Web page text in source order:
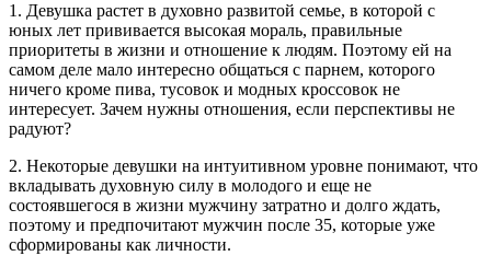
1. Девушка растет в духовно развитой семье, в которой с
юных лет прививается высокая мораль, правильные
приоритеты в жизни и отношение к людям. Поэтому ей на
самом деле мало интересно общаться с парнем, которого
ничего кроме пива, тусовок и модных кроссовок не
интересует. Зачем нужны отношения, если перспективы не
радуют?
2. Некоторые девушки на интуитивном уровне понимают, что
вкладывать духовную силу в молодого и еще не
состоявшегося в жизни мужчину затратно и долго ждать,
поэтому и предпочитают мужчин после 35, которые уже
сформированы как личности.